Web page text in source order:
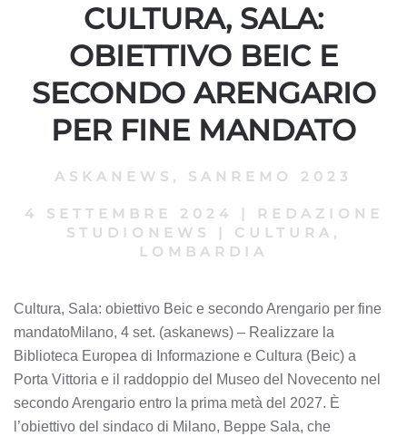
CULTURA, SALA:
OBIETTIVO BEIC E
SECONDO ARENGARIO
PER FINE MANDATO
ASKANEWS , SANREMO 2023
4 SETTEMBRE 2024
REDAZIONE
STUDIONEWS
CULTURA,
LOMBARDIA
Cultura, Sala: obiettivo Beic e secondo Arengario per fine
mandatoMilano, 4 set. (askanews) – Realizzare la
Biblioteca Europea di Informazione e Cultura (Beic) a
Porta Vittoria e il raddoppio del Museo del Novecento nel
secondo Arengario entro la prima metà del 2027. È
l’obiettivo del sindaco di Milano, Beppe Sala, che